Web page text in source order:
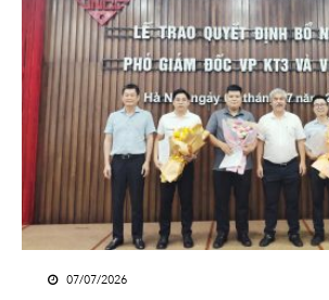
07/07/2026